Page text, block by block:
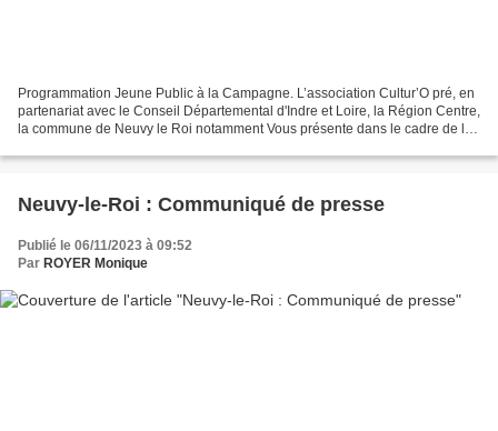
Programmation Jeune Public à la Campagne. L’association Cultur’O pré, en
partenariat avec le Conseil Départemental d'Indre et Loire, la Région Centre,
la commune de Neuvy le Roi notamment Vous présente dans le cadre de la
Neuvy-le-Roi : Communiqué de presse
Publié le 06/11/2023 à 09:52
Par ROYER Monique